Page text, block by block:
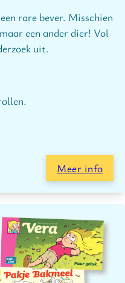
rare bever. Misschien
een ander dier! Vol
uit.
Meer info